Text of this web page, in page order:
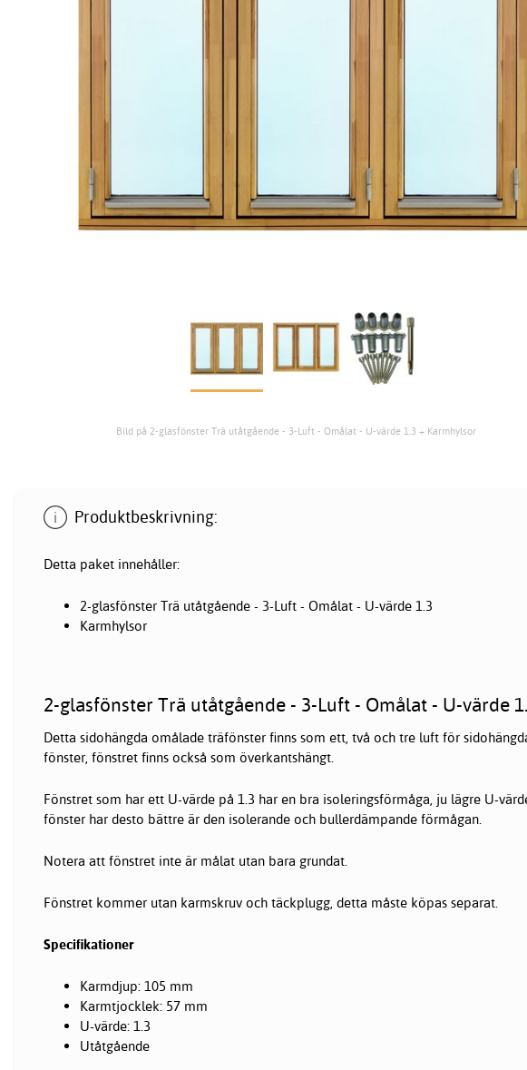
Bild på 2-glasfönster Trä utåtgående - 3-Luft - Omålat - U-värde 1.3 + Karmhylsor
Produktbeskrivning:
Detta paket innehåller:
2-glasfönster Trä utåtgående - 3-Luft - Omålat - U-värde 1.3
Karmhylsor
2-glasfönster Trä utåtgående - 3-Luft - Omålat - U-värde
Detta sidohängda omålade träfönster finns som ett, två och tre luft för
fönster, fönstret finns också som överkantshängt.
Fönstret som har ett U-värde på 1.3 har en bra isoleringsförmåga, ju lägre U-
fönster har desto bättre är den isolerande och bullerdämpande förmågan.
Notera att fönstret inte är målat utan bara grundat.
Fönstret kommer utan karmskruv och täckplugg, detta måste köpas separat.
Specifikationer
Karmdjup: 105 mm
Karmtjocklek: 57 mm
U-värde: 1.3
Utåtgående